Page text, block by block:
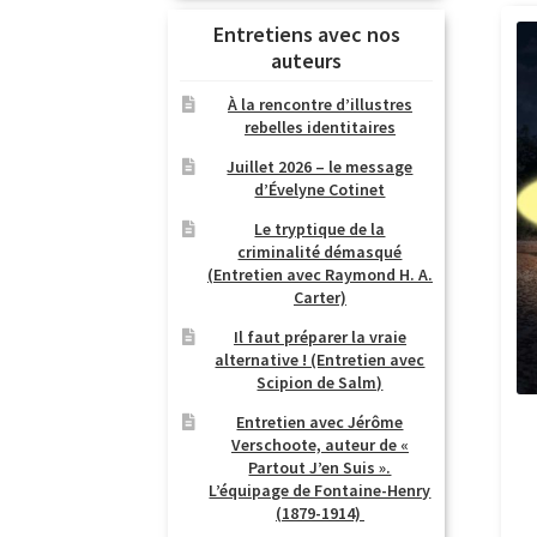
Entretiens avec nos
auteurs
À la rencontre d’illustres
rebelles identitaires
Juillet 2026 – le message
d’Évelyne Cotinet
Le tryptique de la
criminalité démasqué
(Entretien avec Raymond H. A.
Carter)
Il faut préparer la vraie
alternative ! (Entretien avec
Scipion de Salm)
Entretien avec Jérôme
Verschoote, auteur de «
Partout J’en Suis ».
L’équipage de Fontaine-Henry
(1879-1914)